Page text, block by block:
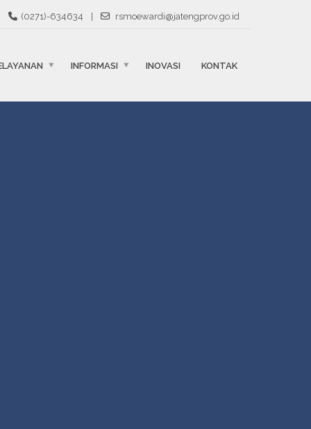
(0271)-634634 rsmoewardi@jatengprov.go.id
INFORMASI INOVASI KONTAK